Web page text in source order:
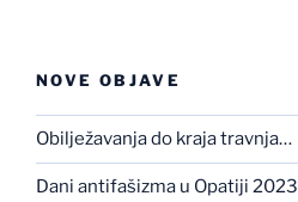
NOVE OBJAVE
Obilježavanja do kraja travnja…
Dani antifašizma u Opatiji 2023